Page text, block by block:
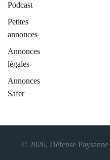
Podcast
Petites
annonces
Annonces
légales
Annonces
Safer
© 2026, Défense